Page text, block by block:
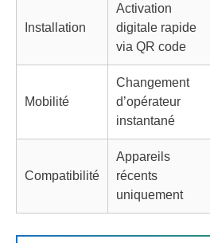
Installation
Activation
digitale rapide
via QR code
Mobilité
Changement
d’opérateur
instantané
Compatibilité
Appareils
récents
uniquement